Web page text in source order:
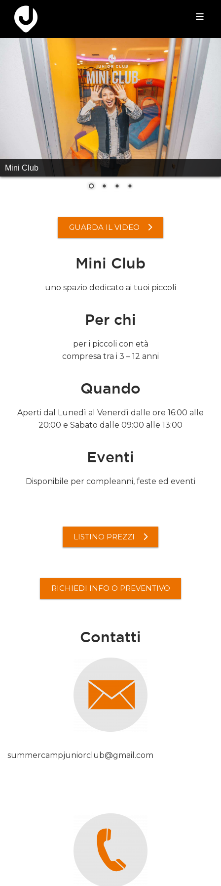
Mini Club
GUARDA IL VIDEO
Mini Club
uno spazio dedicato ai tuoi piccoli
Per chi
per i piccoli con età
compresa tra i 3 – 12 anni
Quando
Aperti dal Lunedì al Venerdì dalle ore 16:00 alle
20:00 e Sabato dalle 09:00 alle 13:00
Eventi
Disponibile per compleanni, feste ed eventi
LISTINO PREZZI
RICHIEDI INFO O PREVENTIVO
Contatti
summercampjuniorclub@gmail.com